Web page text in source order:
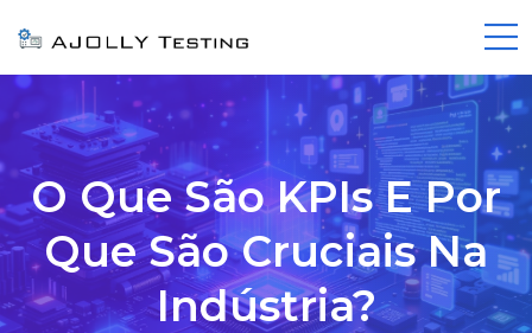
O Que São KPIs E Por
Que São Cruciais Na
Indústria?